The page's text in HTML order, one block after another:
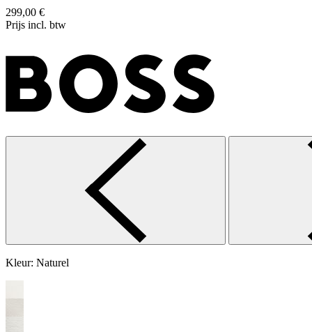
299,00 €
Prijs incl. btw
Kleur: Naturel